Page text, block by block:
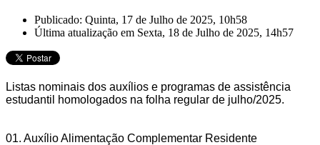
Publicado: Quinta, 17 de Julho de 2025, 10h58
Última atualização em Sexta, 18 de Julho de 2025, 14h57
Listas nominais dos auxílios e programas de assistência
estudantil homologados na folha regular de julho/2025.
01. Auxílio Alimentação Complementar Residente